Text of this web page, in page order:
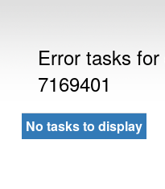
Error tasks
7169401
No tasks to display